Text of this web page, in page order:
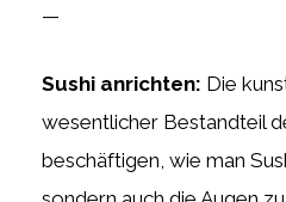
—
Sushi anrichten: Die
wesentlicher Bestandteil
beschäftigen, wie man